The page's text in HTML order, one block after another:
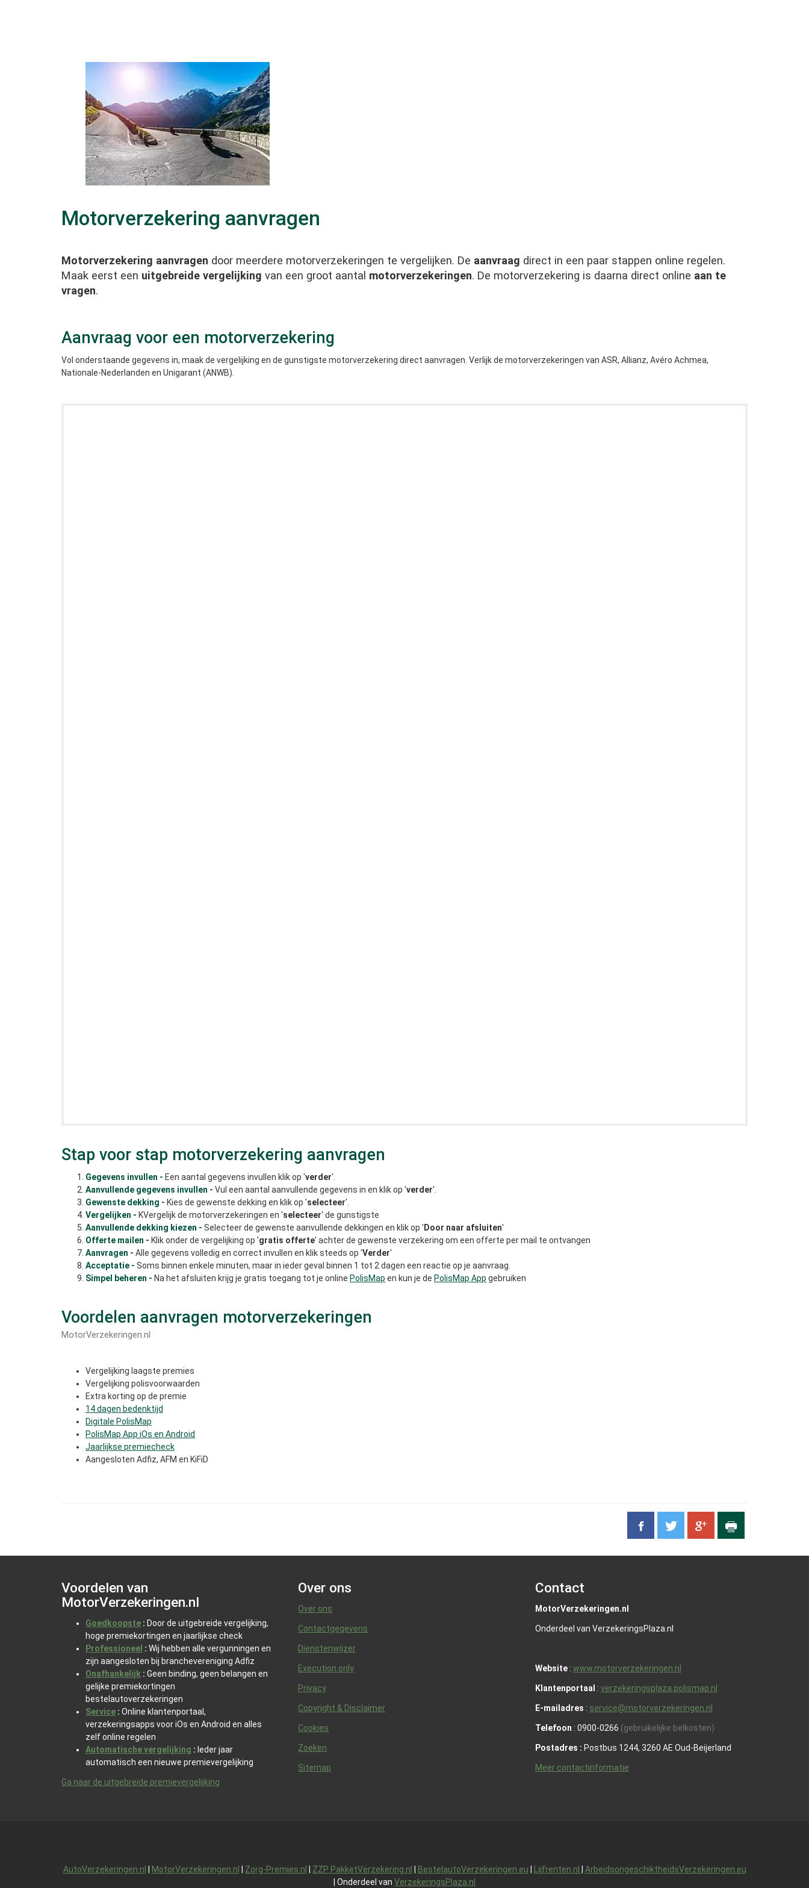
Motorverzekering aanvragen
Motorverzekering aanvragen door meerdere motorverzekeringen te vergelijken. De aanvraag direct in een paar stappen online regelen.
Maak eerst een uitgebreide vergelijking van een groot aantal motorverzekeringen. De motorverzekering is daarna direct online aan te
vragen.
Aanvraag voor een motorverzekering
Vol onderstaande gegevens in, maak de vergelijking en de gunstigste motorverzekering direct aanvragen. Verlijk de motorverzekeringen van ASR, Allianz, Avéro Achmea,
Nationale-Nederlanden en Unigarant (ANWB).
Stap voor stap motorverzekering aanvragen
Gegevens invullen - Een aantal gegevens invullen klik op 'verder'.
Aanvullende gegevens invullen - Vul een aantal aanvullende gegevens in en klik op 'verder'.
Gewenste dekking - Kies de gewenste dekking en klik op 'selecteer'.
Vergelijken - KVergelijk de motorverzekeringen en 'selecteer' de gunstigste
Aanvullende dekking kiezen - Selecteer de gewenste aanvullende dekkingen en klik op ' Door naar afsluiten'
Offerte mailen - Klik onder de vergelijking op 'gratis offerte' achter de gewenste verzekering om een offerte per mail te ontvangen
Aanvragen - Alle gegevens volledig en correct invullen en klik steeds op 'Verder'
Acceptatie - Soms binnen enkele minuten, maar in ieder geval binnen 1 tot 2 dagen een reactie op je aanvraag.
Simpel beheren - Na het afsluiten krijg je gratis toegang tot je online PolisMap en kun je de PolisMap App gebruiken
Voordelen aanvragen motorverzekeringen
MotorVerzekeringen.nl
Vergelijking laagste premies
Vergelijking polisvoorwaarden
Extra korting op de premie
14 dagen bedenktijd
Digitale PolisMap
PolisMap App iOs en Android
Jaarlijkse premiecheck
Aangesloten Adfiz, AFM en KiFiD
Voordelen van
MotorVerzekeringen.nl
Goedkoopste : Door de uitgebreide vergelijking,
hoge premiekortingen en jaarlijkse check
Professioneel : Wij hebben alle vergunningen en
zijn aangesloten bij branchevereniging Adfiz
Onafhankelijk : Geen binding, geen belangen en
gelijke premiekortingen
bestelautoverzekeringen
Service : Online klantenportaal,
verzekeringsapps voor iOs en Android en alles
zelf online regelen
Automatische vergelijking : Ieder jaar
automatisch een nieuwe premievergelijking
Ga naar de uitgebreide premievergelijking
Over ons
Over ons
Contactgegevens
Dienstenwijzer
Execution only
Privacy
Copyright & Disclaimer
Cookies
Zoeken
Sitemap
Contact
MotorVerzekeringen.nl
Onderdeel van VerzekeringsPlaza.nl
Website: www.motorverzekeringen.nl
Klantenportaal : verzekeringsplaza.polismap.nl
E-mailadres : service@motorverzekeringen.nl
Telefoon : 0900-0266 (gebruikelijke belkosten)
Postadres : Postbus 1244, 3260 AE Oud-Beijerland
Meer contactinformatie
AutoVerzekeringen.nl MotorVerzekeringen.nl Zorg-Premies.nl ZZP PakketVerzekering.nl BestelautoVerzekeringen.eu Lijfrenten.nl
ArbeidsongeschiktheidsVerzekeringen.eu
| Onderdeel van VerzekeringsPlaza.nl